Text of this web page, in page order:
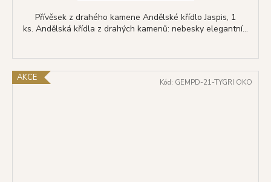
Přívěsek z drahého kamene Andělské křídlo Jaspis, 1
ks. Andělská křídla z drahých kamenů: nebesky elegantní...
AKCE Kód: GEMPD-21-TYGRI OKO